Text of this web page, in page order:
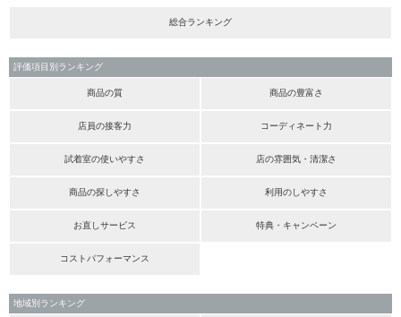
総合ランキング
評価項目別ランキング
商品の質 商品の豊富さ
店員の接客力 コーディネート力
試着室の使いやすさ 店の雰囲気・清潔さ
商品の探しやすさ 利用のしやすさ
お直しサービス 特典・キャンペーン
コストパフォーマンス
地域別ランキング